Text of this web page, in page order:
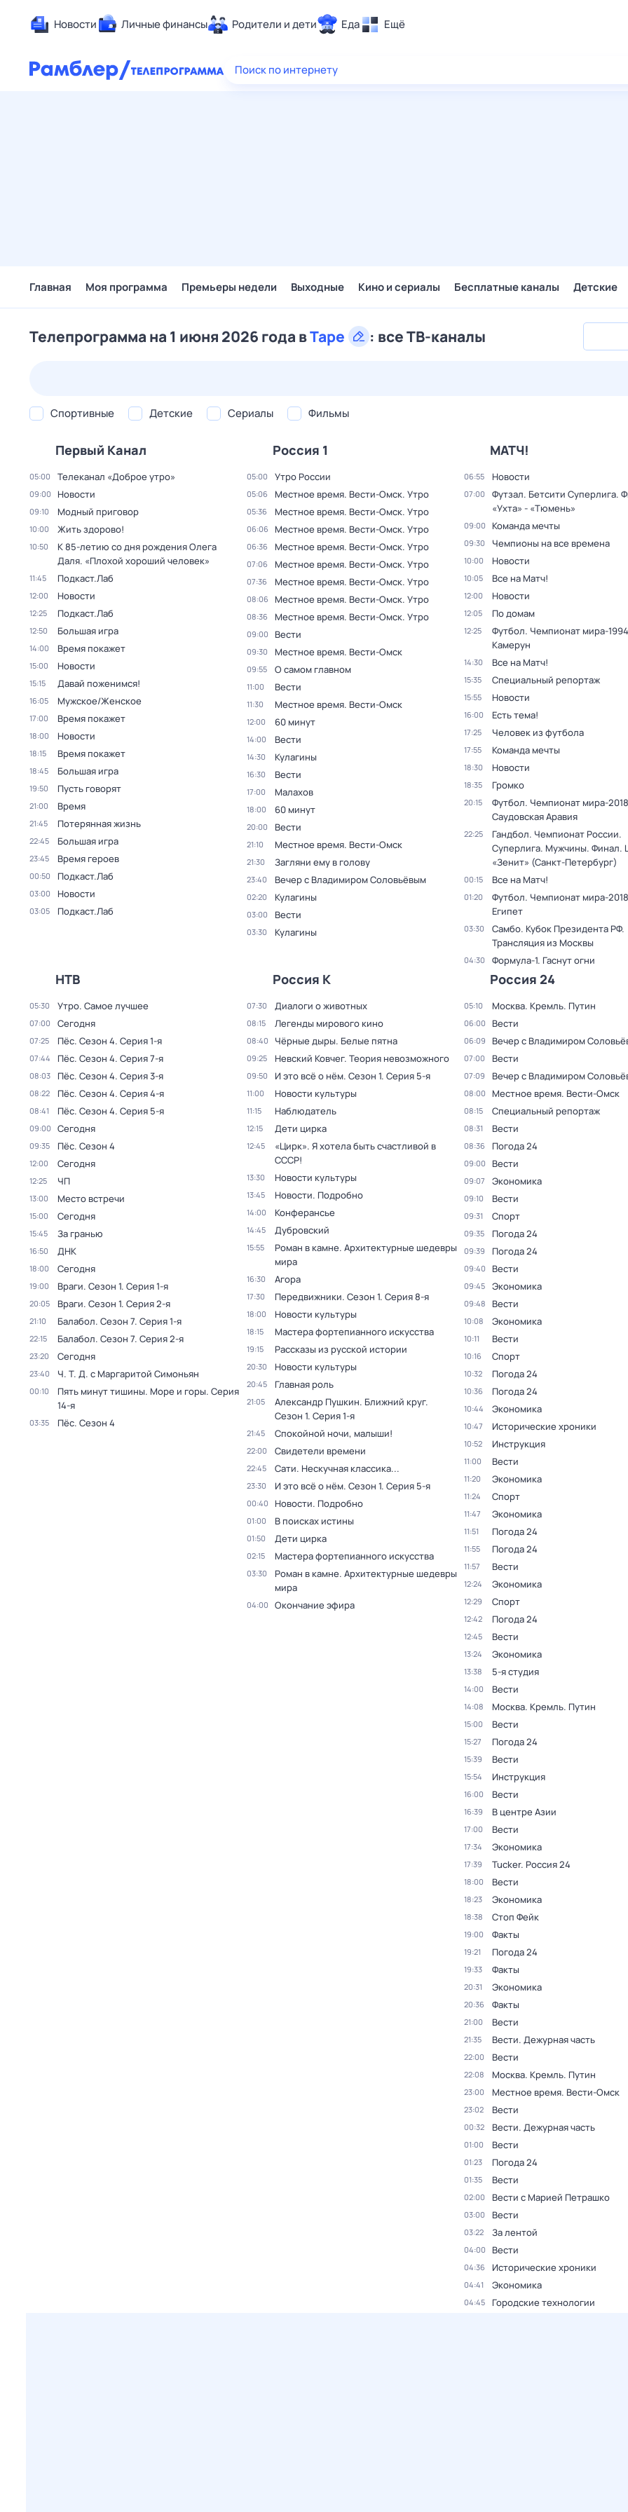
Новости Личные финансы Родители и дети Еда Ещё
Здоровье
Поиск по интернету
Главная Моя программа Премьеры недели Выходные Кино и сериалы Бесплатные каналы Детские
Телепрограмма на 1 июня 2026 года вТаре : все ТВ-каналы
Спортивные Детские Сериалы Фильмы
Первый Канал
05:00 Телеканал «Доброе утро»
09:00 Новости
09:10 Модный приговор
10:00 Жить здорово!
10:50
К 85-летию со дня рождения Олега
Даля. «Плохой хороший человек»
11:45 Подкаст.Лаб
12:00 Новости
12:25 Подкаст.Лаб
12:50 Большая игра
14:00 Время покажет
15:00 Новости
15:15 Давай поженимся!
16:05 Мужское/Женское
17:00 Время покажет
18:00 Новости
18:15 Время покажет
18:45 Большая игра
19:50 Пусть говорят
21:00 Время
21:45 Потерянная жизнь
22:45 Большая игра
23:45 Время героев
00:50 Подкаст.Лаб
03:00 Новости
03:05 Подкаст.Лаб
Россия 1
05:00 Утро России
05:06 Местное время. Вести-Омск. Утро
05:36 Местное время. Вести-Омск. Утро
06:06 Местное время. Вести-Омск. Утро
06:36 Местное время. Вести-Омск. Утро
07:06 Местное время. Вести-Омск. Утро
07:36 Местное время. Вести-Омск. Утро
08:06 Местное время. Вести-Омск. Утро
08:36 Местное время. Вести-Омск. Утро
09:00 Вести
09:30 Местное время. Вести-Омск
09:55 О самом главном
11:00 Вести
11:30 Местное время. Вести-Омск
12:00 60 минут
14:00 Вести
14:30 Кулагины
16:30 Вести
17:00 Малахов
18:00 60 минут
20:00 Вести
21:10 Местное время. Вести-Омск
21:30 Загляни ему в голову
23:40 Вечер с Владимиром Соловьёвым
02:20 Кулагины
03:00 Вести
03:30 Кулагины
МАТЧ!
06:55 Новости
07:00
Футзал. Бетсити Суперлига.
«Ухта» - «Тюмень»
09:00 Команда мечты
09:30 Чемпионы на все времена
10:00 Новости
10:05 Все на Матч!
12:00 Новости
12:05 По домам
12:25
Футбол. Чемпионат мира-
Камерун
14:30 Все на Матч!
15:35 Специальный репортаж
15:55 Новости
16:00 Есть тема!
17:25 Человек из футбола
17:55 Команда мечты
18:30 Новости
18:35 Громко
20:15
Футбол. Чемпионат мира-
Саудовская Аравия
22:25
Гандбол. Чемпионат России.
Суперлига. Мужчины. Финал.
«Зенит» (Санкт-Петербург)
00:15 Все на Матч!
01:20
Футбол. Чемпионат мира-
Египет
03:30
Самбо. Кубок Президента РФ.
Трансляция из Москвы
04:30 Формула-1. Гаснут огни
НТВ
05:30 Утро. Самое лучшее
07:00 Сегодня
07:25 Пёс. Сезон 4. Серия 1-я
07:44 Пёс. Сезон 4. Серия 7-я
08:03 Пёс. Сезон 4. Серия 3-я
08:22 Пёс. Сезон 4. Серия 4-я
08:41 Пёс. Сезон 4. Серия 5-я
09:00 Сегодня
09:35 Пёс. Сезон 4
12:00 Сегодня
12:25 ЧП
13:00 Место встречи
15:00 Сегодня
15:45 За гранью
16:50 ДНК
18:00 Сегодня
19:00 Враги. Сезон 1. Серия 1-я
20:05 Враги. Сезон 1. Серия 2-я
21:10 Балабол. Сезон 7. Серия 1-я
22:15 Балабол. Сезон 7. Серия 2-я
23:20 Сегодня
23:40 Ч. T. Д. с Маргаритой Симоньян
00:10 Пять минут тишины. Море и горы. Серия
14-я
03:35 Пёс. Сезон 4
Россия К
07:30 Диалоги о животных
08:15 Легенды мирового кино
08:40 Чёрные дыры. Белые пятна
09:25 Невский Ковчег. Теория невозможного
09:50 И это всё о нём. Сезон 1. Серия 5-я
11:00 Новости культуры
11:15 Наблюдатель
12:15 Дети цирка
12:45
«Цирк». Я хотела быть счастливой в
СССР!
13:30 Новости культуры
13:45 Новости. Подробно
14:00 Конферансье
14:45 Дубровский
15:55
Роман в камне. Архитектурные шедевры
мира
16:30 Агора
17:30 Передвижники. Сезон 1. Серия 8-я
18:00 Новости культуры
18:15 Мастера фортепианного искусства
19:15 Рассказы из русской истории
20:30 Новости культуры
20:45 Главная роль
21:05 Александр Пушкин. Ближний круг.
Сезон 1. Серия 1-я
21:45 Спокойной ночи, малыши!
22:00 Свидетели времени
22:45 Сати. Нескучная классика...
23:30 И это всё о нём. Сезон 1. Серия 5-я
00:40 Новости. Подробно
01:00 В поисках истины
01:50 Дети цирка
02:15 Мастера фортепианного искусства
03:30
Роман в камне. Архитектурные шедевры
мира
04:00 Окончание эфира
Россия 24
05:10 Москва. Кремль. Путин
06:00 Вести
06:09 Вечер с Владимиром
07:00 Вести
07:09 Вечер с Владимиром
08:00 Местное время. Вести-Омск
08:15 Специальный репортаж
08:31 Вести
08:36 Погода 24
09:00 Вести
09:07 Экономика
09:10 Вести
09:31 Спорт
09:35 Погода 24
09:39 Погода 24
09:40 Вести
09:45 Экономика
09:48 Вести
10:08 Экономика
10:11 Вести
10:16 Спорт
10:32 Погода 24
10:36 Погода 24
10:44 Экономика
10:47 Исторические хроники
10:52 Инструкция
11:00 Вести
11:20 Экономика
11:24 Спорт
11:47 Экономика
11:51 Погода 24
11:55 Погода 24
11:57 Вести
12:24 Экономика
12:29 Спорт
12:42 Погода 24
12:45 Вести
13:24 Экономика
13:38 5-я студия
14:00 Вести
14:08 Москва. Кремль. Путин
15:00 Вести
15:27 Погода 24
15:39 Вести
15:54 Инструкция
16:00 Вести
16:39 В центре Азии
17:00 Вести
17:34 Экономика
17:39 Tucker. Россия 24
18:00 Вести
18:23 Экономика
18:38 Стоп Фейк
19:00 Факты
19:21 Погода 24
19:33 Факты
20:31 Экономика
20:36 Факты
21:00 Вести
21:35 Вести. Дежурная часть
22:00 Вести
22:08 Москва. Кремль. Путин
23:00 Местное время. Вести-Омск
23:02 Вести
00:32 Вести. Дежурная часть
01:00 Вести
01:23 Погода 24
01:35 Вести
02:00 Вести с Марией Петрашко
03:00 Вести
03:22 За лентой
04:00 Вести
04:36 Исторические хроники
04:41 Экономика
04:45 Городские технологии